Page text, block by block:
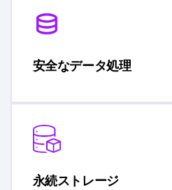
安全なデータ処理
永続ストレージ